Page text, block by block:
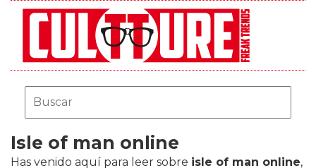
Isle of man online
Has venido aquí para leer sobre isle of man online,